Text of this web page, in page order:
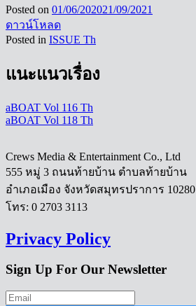
Posted on 01/06/202021/09/2021
ดาวน์โหลด
Posted in ISSUE Th
แนะแนวเรื่อง
aBOAT Vol 116 Th
aBOAT Vol 118 Th
Crews Media & Entertainment Co., Ltd
555 หมู่ 3 ถนนท้ายบ้าน ตำบลท้ายบ้าน
อำเภอเมือง จังหวัดสมุทรปราการ 10280
โทร: 0 2703 3113
Privacy Policy
Sign Up For Our Newsletter